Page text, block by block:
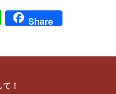
LineShare
！